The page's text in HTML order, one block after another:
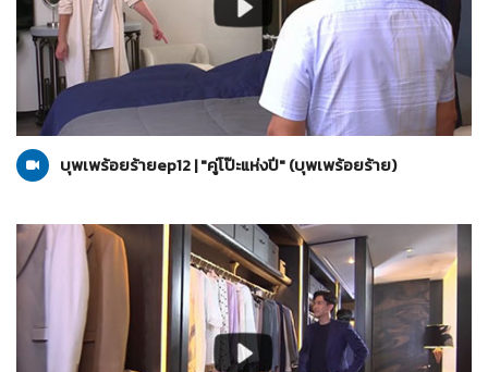
06-07-2565
บุพเพร้อยร้าย
บุพเพร้อยร้ายep12 | "คู่โป๊ะแห่งปี" (บุพเพร้อยร้าย)